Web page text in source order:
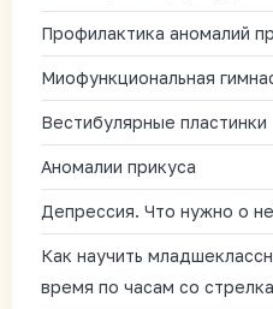
Профилактика аномалий
Миофункциональная
Вестибулярные пластинки
Аномалии прикуса
Депрессия. Что нужно о
Как научить
время по часам со